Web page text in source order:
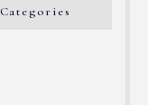
Categories